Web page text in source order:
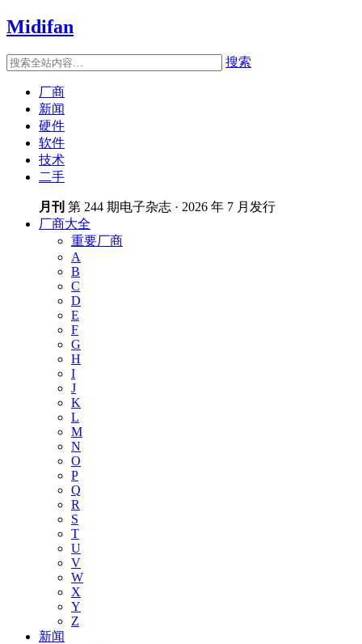
Midifan
搜索
厂商
新闻
硬件
软件
技术
二手
月刊 第 244 期电子杂志 · 2026 年 7 月发行
厂商大全
重要厂商
A
B
C
D
E
F
G
H
I
J
K
L
M
N
O
P
Q
R
S
T
U
V
W
X
Y
Z
新闻